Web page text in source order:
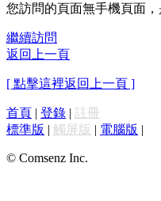
您訪問的頁面無手機頁面
繼續訪問
返回上一頁
[ 點擊這裡返回上一頁 ]
首頁 | 登錄 | 註冊
標準版 | 觸屏版 | 電腦版 |
© Comsenz Inc.